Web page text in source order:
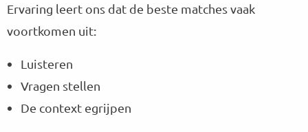
Ervaring leert ons dat de beste matches vaak
voortkomen uit:
Luisteren
Vragen stellen
De context egrijpen